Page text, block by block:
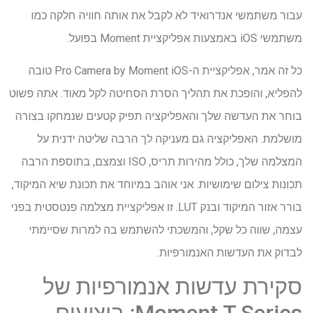
עבור משתמשי אנדרואיד לא לקבל את אותה חוויה חלקה כמו
משתמשי iOS באמצעות אפליקציית Moment בפועל.
כל זה אמר, אפליקציית ה-Pro Camera by Moment iOS טובה
להפליא, והופכת את תהליך הסרת הסחיטה לקל מאוד. אתה פשוט
בוחר את העדשה שלך והאפליקציה תפיק קטעים שנמחקו בצורה
מושלמת. האפליקציה גם מעניקה לך הרבה שליטה ידנית על
המצלמה שלך, כולל מהירות תריס, ISO וצמצם, בתוספת הרבה
תכונות צילום שימושיות. אני אוהב במיוחד את תכונת שיא המיקוד,
בורר אזור המיקוד ובנק LUT. זו אפליקציית מצלמה פנטסטית בפני
עצמה, שווה כל שקל, והמשכתי להשתמש בה למרות שסיימתי
לבדוק את העדשות האנמורפיות.
סקירת עדשות אנמורפיות של